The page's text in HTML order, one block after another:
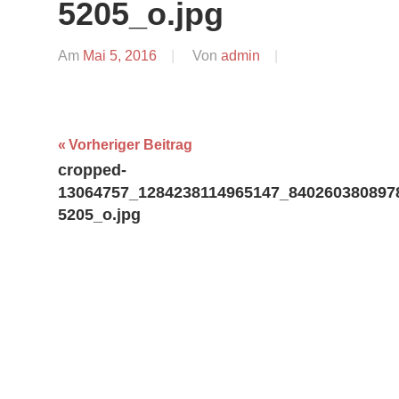
5205_o.jpg
Am Mai 5, 2016 Von admin
Beitragsnavigation
Vorheriger Beitrag
cropped-
5205_o.jpg